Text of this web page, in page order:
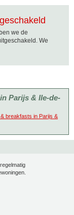
we de
We
Parijs & Ile-de-
breakfasts in Parijs &